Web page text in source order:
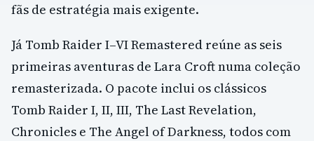
fãs de estratégia mais exigente.
Já Tomb Raider I–VI Remastered reúne as seis
primeiras aventuras de Lara Croft numa coleção
remasterizada. O pacote inclui os clássicos
Tomb Raider I, II, III, The Last Revelation,
Chronicles e The Angel of Darkness, todos com